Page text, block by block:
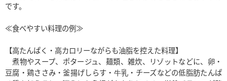
です。
≪食べやすい料理の例≫
【高たんぱく・高カロリーながらも油脂を控えた料理】
煮物やスープ、ポタージュ、麺類、雑炊、リゾットなどに、卵・
豆腐・鶏ささみ・釜揚げしらす・牛乳・チーズなどの低脂肪たんぱ